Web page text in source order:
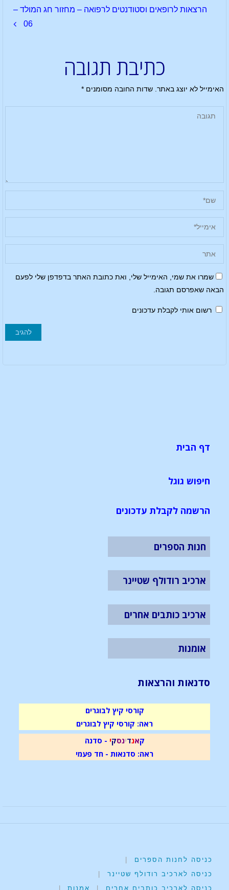
הרצאות לרופאים וסטודנטים לרפואה – מחזור חג המולד –
06
כתיבת תגובה
האימייל לא יוצג באתר. שדות החובה מסומנים*
שמרו את שמי, האימייל שלי, ואת כתובת האתר בדפדפן שלי לפעם
הבאה שאפרסם תגובה.
רשום אותי לקבלת עדכונים
דף הבית
חיפוש גוגל
הרשמה לקבלת עדכונים
חנות הספרים
ארכיב רודולף שטיינר
ארכיב כותבים אחרים
אומנות
סדנאות והרצאות
קורסי קיץ לבוגרים
ראה: קורסי קיץ לבוגרים
קאנדינסקי - סדנה
ראה: סדנאות - חד פעמי
כניסה לחנות הספרים
כניסה לארכיב רודולף שטיינר
כניסה לארכיב כותבים אחרים
אמנות